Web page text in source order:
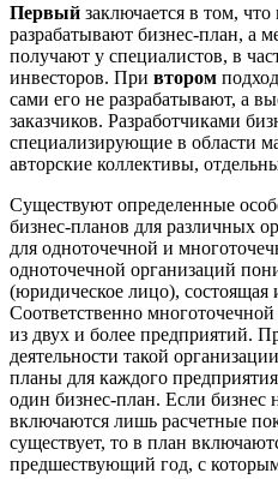
Первый заключается в том,
разрабатывают бизнес-план, а
получают у специалистов, в
инвесторов. При втором
сами его не разрабатывают, а
заказчиков. Разработчиками
специализирующие в области
авторские коллективы,
Существуют определенные
бизнес-планов для различных
для одноточечной и
одноточечной организаций
(юридическое лицо), состоящая
Соответственно
из двух и более предприятий.
деятельности такой
планы для каждого
один бизнес-план. Если бизнес
включаются лишь расчетные
существует, то в план
предшествующий год, с